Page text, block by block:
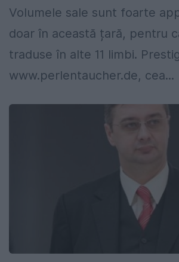
Volumele sale sunt foarte
doar în această țară, pentru
traduse în alte 11 limbi.
www.perlentaucher.de, cea...